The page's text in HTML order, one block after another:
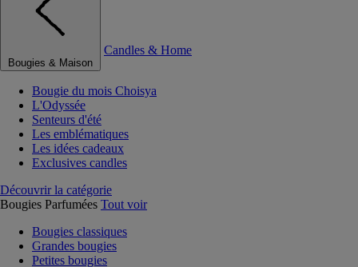
Bougies & Maison
Candles & Home
Bougie du mois Choisya
L'Odyssée
Senteurs d'été
Les emblématiques
Les idées cadeaux
Exclusives candles
Découvrir la catégorie
Bougies Parfumées Tout voir
Bougies classiques
Grandes bougies
Petites bougies